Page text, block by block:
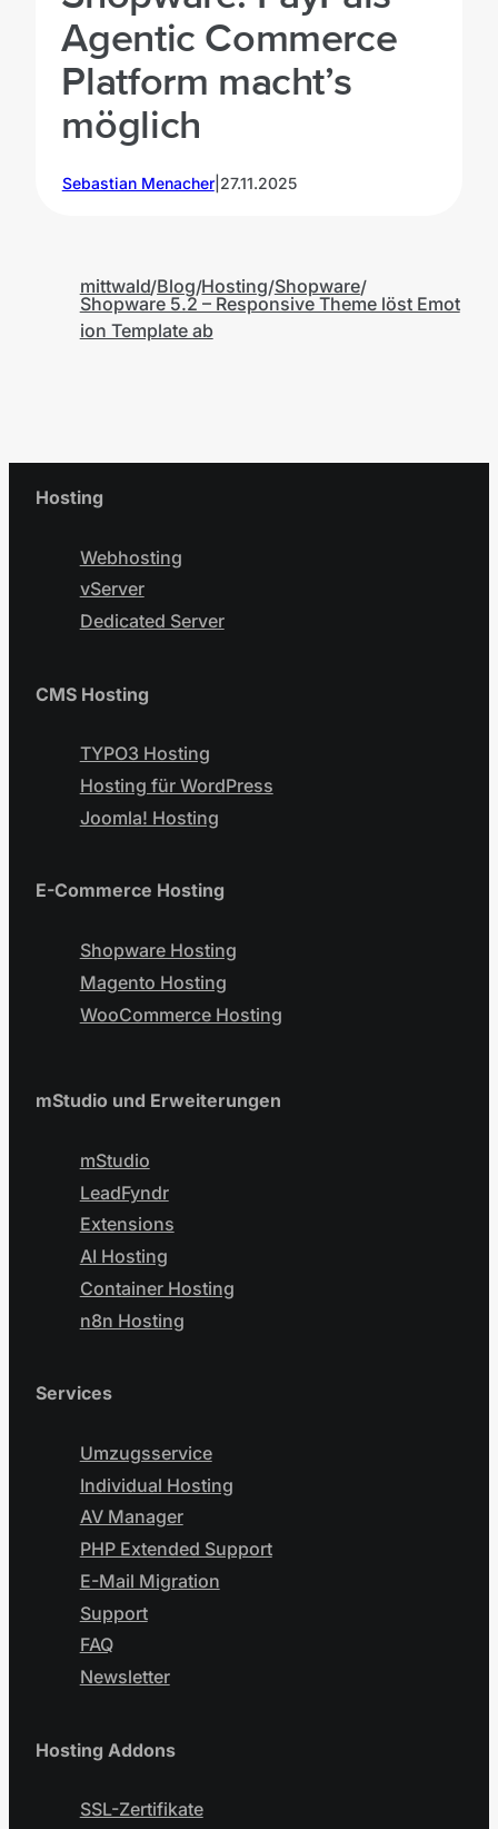
Agentic Commerce
Platform macht’s
möglich
Sebastian Menacher| 27.11.2025
mittwald Blog Hosting Shopware
Shopware 5.2 – Responsive Theme löst Emot
ion Template ab
Hosting
Webhosting
vServer
Dedicated Server
CMS Hosting
TYPO3 Hosting
Hosting für WordPress
Joomla! Hosting
E-Commerce Hosting
Shopware Hosting
Magento Hosting
WooCommerce Hosting
mStudio und Erweiterungen
mStudio
LeadFyndr
Extensions
AI Hosting
Container Hosting
n8n Hosting
Services
Umzugsservice
Individual Hosting
AV Manager
PHP Extended Support
E-Mail Migration
Support
FAQ
Newsletter
Hosting Addons
SSL-Zertifikate